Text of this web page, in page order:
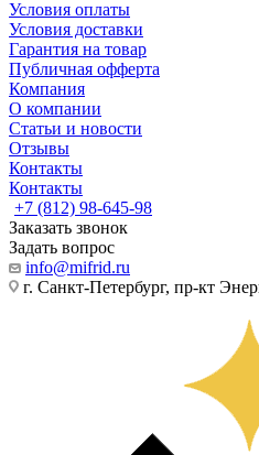
Условия оплаты
Условия доставки
Гарантия на товар
Публичная офферта
Компания
О компании
Статьи и новости
Отзывы
Контакты
Контакты
+7 (812) 98-645-98
Заказать звонок
Задать вопрос
info@mifrid.ru
г. Санкт-Петербург, пр-кт